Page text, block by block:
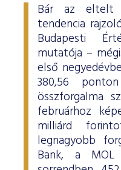
Bár az eltelt
tendencia
Budapesti
mutatója –
első
380,56
összforgalma
februárhoz
milliárd
legnagyobb
Bank, a